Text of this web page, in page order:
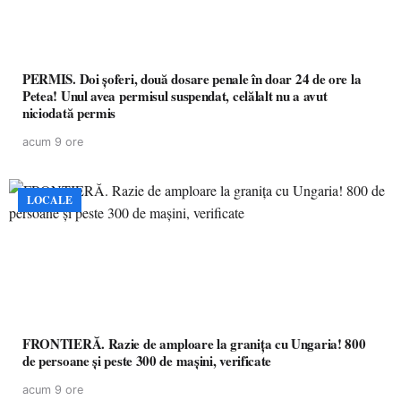
PERMIS. Doi șoferi, două dosare penale în doar 24 de ore la
Petea! Unul avea permisul suspendat, celălalt nu a avut
niciodată permis
acum 9 ore
LOCALE
FRONTIERĂ. Razie de amploare la granița cu Ungaria! 800
de persoane și peste 300 de mașini, verificate
acum 9 ore